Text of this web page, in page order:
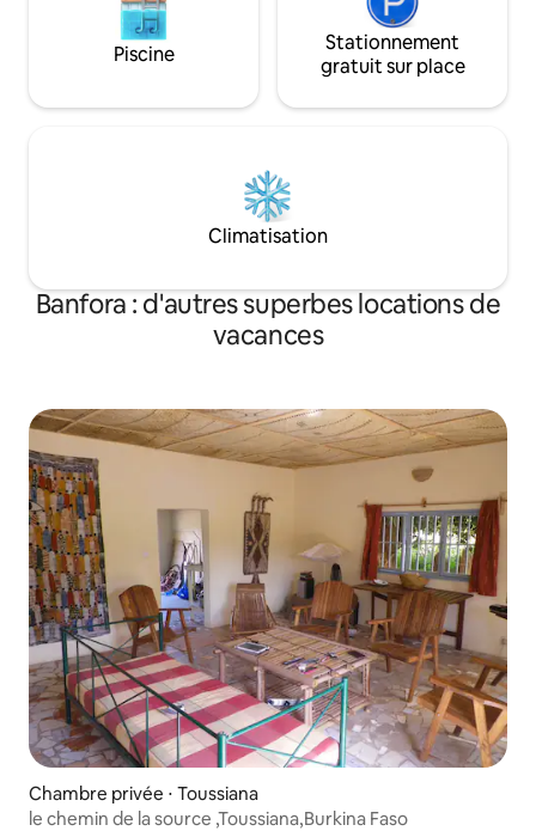
Piscine
Stationnement
gratuit sur place
Climatisation
Banfora : d'autres superbes locations de
vacances
Chambre privée ⋅ Toussiana
le chemin de la source ,Toussiana,Burkina Faso